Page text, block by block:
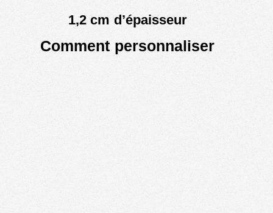
1,2 cm d’épaisseur
Comment personnaliser